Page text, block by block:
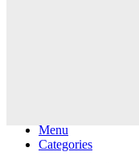
Menu
Categories